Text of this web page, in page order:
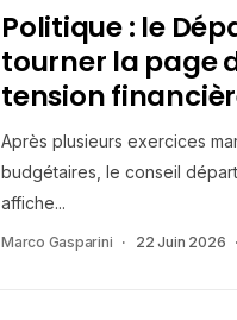
Politique : le
tourner la page
tension
Après plusieurs exercices
budgétaires, le conseil
affiche...
Marco Gasparini 22 Juin 2026